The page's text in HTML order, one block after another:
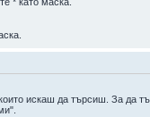
искаш да търсиш. За да